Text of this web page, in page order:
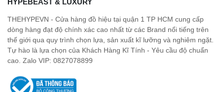
THEHYPEVN - Cửa hàng đồ hiệu tại quận 1 TP HCM cung cấp
dòng hàng đạt độ chính xác cao nhất từ các Brand nổi tiếng trên
thế giới qua quy trình chọn lựa, sản xuất kĩ lưỡng và nghiêm ngặt.
Tự hào là lựa chọn của Khách Hàng Kĩ Tính - Yêu cầu độ chuẩn
cao. Zalo VIP: 0827078899